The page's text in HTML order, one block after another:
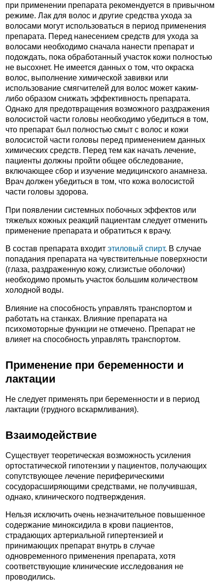
при применении препарата рекомендуется в привычном
режиме. Лак для волос и другие средства ухода за
волосами могут использоваться в период применения
препарата. Перед нанесением средств для ухода за
волосами необходимо сначала нанести препарат и
подождать, пока обработанный участок кожи полностью
не высохнет. Не имеется данных о том, что окраска
волос, выполнение химической завивки или
использование смягчителей для волос может каким-
либо образом снижать эффективность препарата.
Однако для предотвращения возможного раздражения
волосистой части головы необходимо убедиться в том,
что препарат был полностью смыт с волос и кожи
волосистой части головы перед применением данных
химических средств. Перед тем как начать лечение,
пациенты должны пройти общее обследование,
включающее сбор и изучение медицинского анамнеза.
Врач должен убедиться в том, что кожа волосистой
части головы здорова.
При появлении системных побочных эффектов или
тяжелых кожных реакций пациентам следует отменить
применение препарата и обратиться к врачу.
В состав препарата входит этиловый спирт. В случае
попадания препарата на чувствительные поверхности
(глаза, раздраженную кожу, слизистые оболочки)
необходимо промыть участок большим количеством
холодной воды.
Влияние на способность управлять транспортом и
работать на станках. Влияние препарата на
психомоторные функции не отмечено. Препарат не
влияет на способность управлять транспортом.
Применение при беременности и
лактации
Не следует применять при беременности и в период
лактации (грудного вскармливания).
Взаимодействие
Существует теоретическая возможность усиления
ортостатической гипотензии у пациентов, получающих
сопутствующее лечение периферическими
сосудорасширяющими средствами, не получившая,
однако, клинического подтверждения.
Нельзя исключить очень незначительное повышенное
содержание миноксидила в крови пациентов,
страдающих артериальной гипертензией и
принимающих препарат внутрь в случае
одновременного применения препарата, хотя
соответствующие клинические исследования не
проводились.